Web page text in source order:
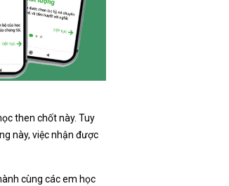
then chốt này. Tuy
này, việc nhận được
cùng các em học